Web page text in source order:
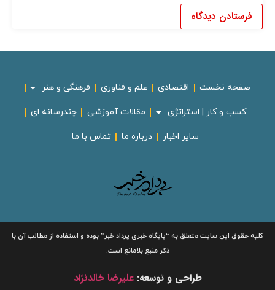
صفحه نخست اقتصادی علم و فناوری فرهنگی و هنر
کسب و کار | استراتژی مقالات آموزشی چندرسانه ای
سایر اخبار درباره ما تماس با ما
کلیه حقوق این سایت متعلق به“پایگاه خبریپرداد خبر”بوده و استفاده از مطالب آن با
ذکر منبع بلامانع است.
طراحی و توسعه:علیرضا خالدنژاد